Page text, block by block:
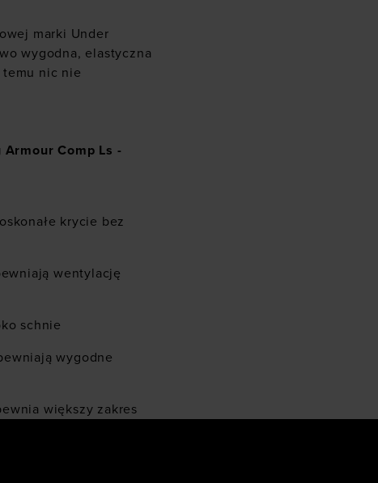
marki Under
wygodna, elastyczna
nic nie
Comp Ls -
krycie bez
wentylację
schnie
wygodne
większy zakres